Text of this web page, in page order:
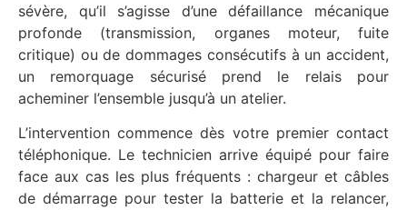
sévère, qu’il s’agisse d’une défaillance mécanique
profonde (transmission, organes moteur, fuite
critique) ou de dommages consécutifs à un accident,
un remorquage sécurisé prend le relais pour
acheminer l’ensemble jusqu’à un atelier.
L’intervention commence dès votre premier contact
téléphonique. Le technicien arrive équipé pour faire
face aux cas les plus fréquents : chargeur et câbles
de démarrage pour tester la batterie et la relancer,